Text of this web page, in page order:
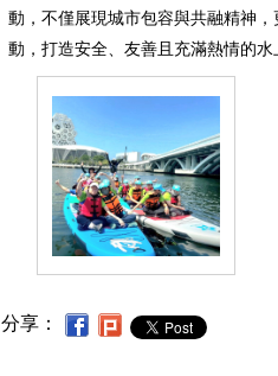
動，不僅展現城市包容與共融精神
動，打造安全、友善且充滿熱情的
分享：